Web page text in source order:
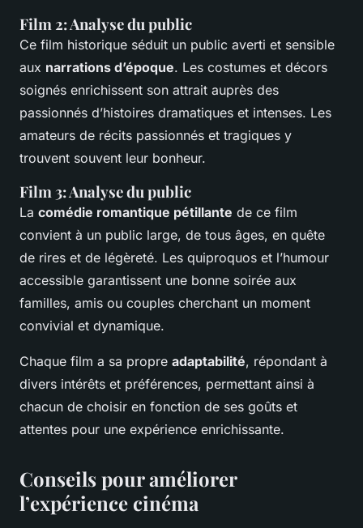
Film 2: Analyse du public
Ce film historique séduit un public averti et sensible
aux narrations d’époque. Les costumes et décors
soignés enrichissent son attrait auprès des
passionnés d’histoires dramatiques et intenses. Les
amateurs de récits passionnés et tragiques y
trouvent souvent leur bonheur.
Film 3: Analyse du public
La comédie romantique pétillante de ce film
convient à un public large, de tous âges, en quête
de rires et de légèreté. Les quiproquos et l’humour
accessible garantissent une bonne soirée aux
familles, amis ou couples cherchant un moment
convivial et dynamique.
Chaque film a sa propre adaptabilité, répondant à
divers intérêts et préférences, permettant ainsi à
chacun de choisir en fonction de ses goûts et
attentes pour une expérience enrichissante.
Conseils pour améliorer
l’expérience cinéma